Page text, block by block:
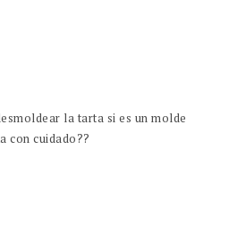
la tarta si es un molde
con cuidado??